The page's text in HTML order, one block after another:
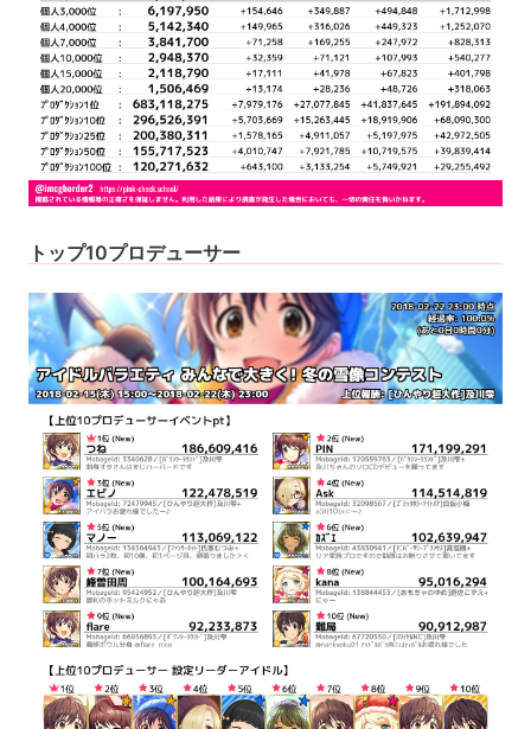
トップ10プロデューサー